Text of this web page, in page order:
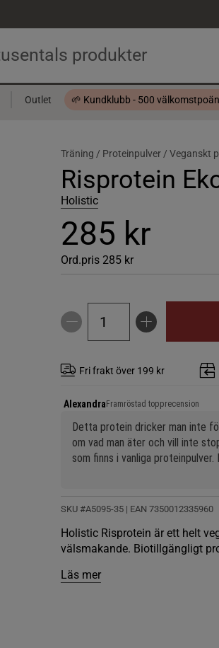
Outlet 🌱 Kundklubb - 500
Träning / Proteinpulver / Veganskt
Risprotein
Holistic
285 kr
Ord.pris 285 kr
Fri frakt över 199 kr
Alexandra Framröstad topprecension
Detta protein dricker man inte
om vad man äter och vill inte
som finns i vanliga
detta). Vi blandar enbart med
SKU #A5095-35 | EAN 7350012335960
Holistic Risprotein är ett helt
välsmakande. Biotillgängligt
Läs mer